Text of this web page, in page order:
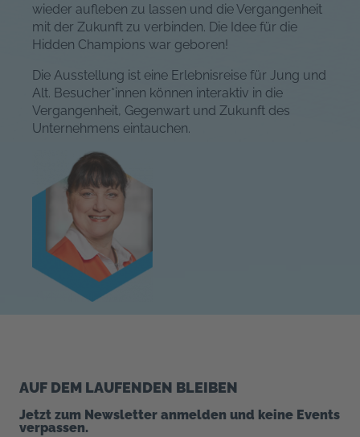
wieder aufleben zu lassen und die Vergangenheit
mit der Zukunft zu verbinden. Die Idee für die
Hidden Champions war geboren!
Die Ausstellung ist eine Erlebnisreise für Jung und
Alt. Besucher*innen können interaktiv in die
Vergangenheit, Gegenwart und Zukunft des
Unternehmens eintauchen.
AUF DEM LAUFENDEN BLEIBEN
Jetzt zum Newsletter anmelden und keine Events
verpassen.